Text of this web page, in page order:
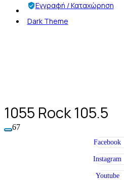
Εγγραφή / Καταχώρηση
Dark Theme
1055 Rock 105.5
67
Facebook
Instagram
Youtube